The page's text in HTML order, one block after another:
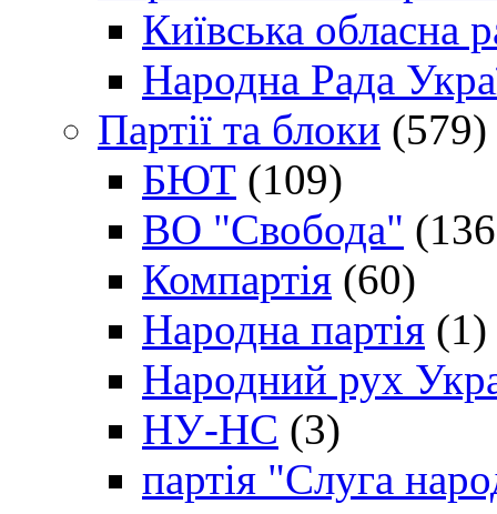
Київська обласна
Народна Рада
Партії та блоки (579)
БЮТ (109)
ВО "Свобода"
Компартія (60)
Народна партія (1)
Народний рух
НУ-НС (3)
партія "Слуга